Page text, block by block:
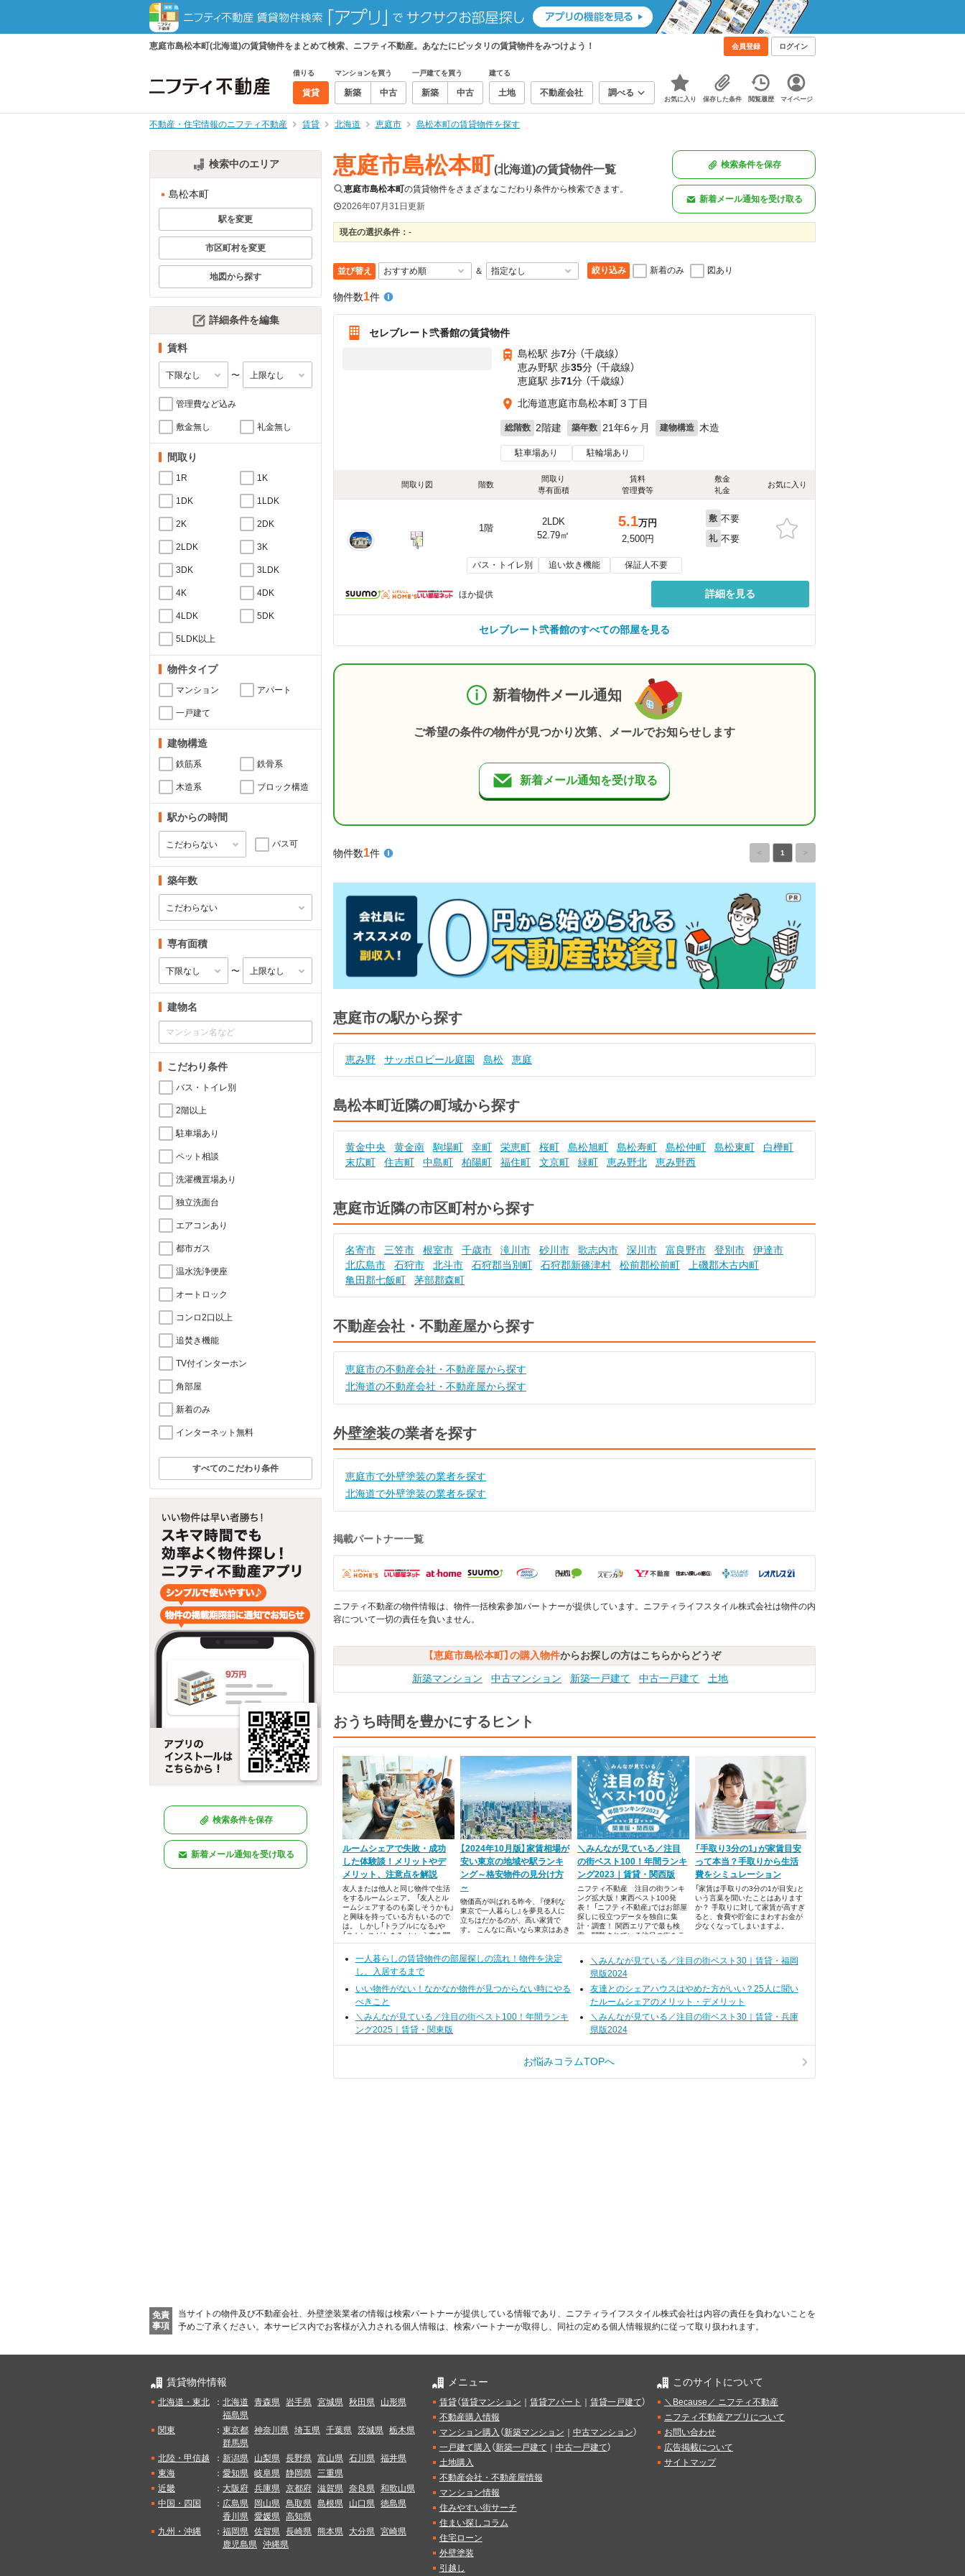
恵庭市島松本町(北海道)の賃貸物件をまとめて検索、ニフティ不動産。あなたにピッタリの賃貸物件をみつけよう！ 会員登録 ログイン
借りる
賃貸
マンションを買う
新築 中古
一戸建てを買う
新築 中古
建てる
土地 不動産会社 調べる
お気に入り 保存した条件 閲覧履歴 マイページ
不動産・住宅情報のニフティ不動産 賃貸 北海道 恵庭市 島松本町の賃貸物件を探す
検索中のエリア
島松本町
駅を変更
市区町村を変更
地図から探す
詳細条件を編集
賃料
〜
管理費など込み
敷金無し 礼金無し
間取り
1R 1K
1DK 1LDK
2K 2DK
2LDK 3K
3DK 3LDK
4K 4DK
4LDK 5DK
5LDK以上
物件タイプ
マンション アパート
一戸建て
建物構造
鉄筋系 鉄骨系
木造系 ブロック構造
駅からの時間
バス可
築年数
専有面積
〜
建物名
こだわり条件
バス・トイレ別
2階以上
駐車場あり
ペット相談
洗濯機置場あり
独立洗面台
エアコンあり
都市ガス
温水洗浄便座
オートロック
コンロ2口以上
追焚き機能
TV付インターホン
角部屋
新着のみ
インターネット無料
すべてのこだわり条件
検索条件を保存
新着メール通知を受け取る
恵庭市島松本町(北海道)の賃貸物件一覧
恵庭市島松本町の賃貸物件をさまざまなこだわり条件から検索できます。
2026年07月31日更新
検索条件を保存
新着メール通知を受け取る
現在の選択条件： -
並び替え ＆ 絞り込み 新着のみ 図あり
物件数1件
セレブレート弐番館の賃貸物件
島松駅 歩7分 （千歳線）
恵み野駅 歩35分 （千歳線）
恵庭駅 歩71分 （千歳線）
北海道恵庭市島松本町３丁目
総階数 2階建 築年数 21年6ヶ月 建物構造 木造
駐車場あり 駐輪場あり
間取り図 階数
間取り
専有面積
賃料
管理費等
敷金
礼金
お気に入り
1階
2LDK
52.79㎡
5.1万円
2,500円
敷 不要
礼 不要
バス・トイレ別 追い炊き機能 保証人不要
ほか提供 詳細を見る
セレブレート弐番館のすべての部屋を見る
新着物件メール通知
ご希望の条件の物件が見つかり次第、メールでお知らせします
新着メール通知を受け取る
物件数1件 < 1 >
恵庭市の駅から探す
恵み野 サッポロビール庭園 島松 恵庭
島松本町近隣の町域から探す
黄金中央 黄金南 駒場町 幸町 栄恵町 桜町 島松旭町 島松寿町 島松仲町 島松東町
白樺町
末広町
住吉町 中島町 柏陽町 福住町 文京町 緑町 恵み野北 恵み野西
恵庭市近隣の市区町村から探す
名寄市 三笠市 根室市 千歳市 滝川市 砂川市 歌志内市 深川市 富良野市 登別市
伊達市
北広島市
石狩市 北斗市 石狩郡当別町 石狩郡新篠津村 松前郡松前町
上磯郡木古内町
亀田郡七飯町
茅部郡森町
不動産会社・不動産屋から探す
恵庭市の不動産会社・不動産屋から探す
北海道の不動産会社・不動産屋から探す
外壁塗装の業者を探す
恵庭市で外壁塗装の業者を探す
北海道で外壁塗装の業者を探す
掲載パートナー一覧
ニフティ不動産の物件情報は、物件一括検索参加パートナーが提供しています。ニフティライフスタイル株式会社は物件の内
容について一切の責任を負いません。
【恵庭市島松本町】の購入物件からお探しの方はこちらからどうぞ
新築マンション
中古マンション 新築一戸建て 中古一戸建て 土地
おうち時間を豊かにするヒント
ルームシェアで失敗・成功
した体験談！メリットやデ
メリット、注意点を解説
友人または他人と同じ物件で生活
をするルームシェア。 「友人とル
ームシェアするのも楽しそうかも」
と興味を持っている方もいるので
は。 しかし「トラブルになる」や
「ストレスがたまる」という声を聞
くと、不安になりますよね。
【2024年10月版】家賃相場が
安い東京の地域や駅ランキ
ング～格安物件の見分け方
～
物価高が叫ばれる昨今、『便利な
東京で一人暮らし』を夢見る人に
立ちはだかるのが、高い家賃で
す。 こんなに高いなら東京はあき
家賃が高いイメージがあります
す。
＼みんなが見ている／注目
の街ベスト100！年間ランキ
ング2023｜賃貸・関西版
ニフティ不動産 注目の街ランキ
ング拡大版！東西ベスト100発
表！ 「ニフティ不動産」ではお部屋
探しに役立つデータを独自に集
計・調査！ 関西エリアで最も検
索・閲覧されている注目の街をラ
ンキング形式でまとめました。
「手取り3分の1」が家賃目安
って本当？手取りから生活
費をシミュレーション
「家賃は手取りの3分の1が目安」と
いう言葉を聞いたことはあります
か？ 手取りに対して家賃が高すぎ
ると、食費や貯金にまわすお金が
少なくなってしまいますよ。
一人暮らしの賃貸物件の部屋探しの流れ！物件を決定
し、入居するまで
＼みんなが見ている／注目の街ベスト30｜賃貸・福岡
県版2024
いい物件がない！なかなか物件が見つからない時にやる
べきこと
友達とのシェアハウスはやめた方がいい？25人に聞い
たルームシェアのメリット・デメリット
＼みんなが見ている／注目の街ベスト100！年間ランキ
ング2025｜賃貸・関東版
＼みんなが見ている／注目の街ベスト30｜賃貸・兵庫
県版2024
お悩みコラムTOPへ
免責
事項
当サイトの物件及び不動産会社、外壁塗装業者の情報は検索パートナーが提供している情報であり、ニフティライフスタイル株式会社は内容の責任を負わないことを
予めご了承ください。 本サービス内でお客様が入力される個人情報は、検索パートナーが取得し、同社の定める個人情報規約に従って取り扱われます。
賃貸物件情報
北海道・東北 ： 北海道 青森県 岩手県 宮城県 秋田県
山形県
福島県
関東
： 東京都 神奈川県 埼玉県 千葉県 茨城県 栃木県
群馬県
北陸・甲信越
： 新潟県 山梨県 長野県 富山県 石川県 福井県
東海
： 愛知県 岐阜県 静岡県 三重県
近畿
： 大阪府 兵庫県 京都府 滋賀県 奈良県 和歌山県
中国・四国
： 広島県 岡山県 鳥取県 島根県 山口県 徳島県
香川県 愛媛県 高知県
九州・沖縄
： 福岡県 佐賀県 長崎県 熊本県 大分県 宮崎県
鹿児島県 沖縄県
メニュー
賃貸（賃貸マンション 賃貸アパート 賃貸一戸建て）
不動産購入情報
マンション購入 （新築マンション 中古マンション）
一戸建て購入 （新築一戸建て 中古一戸建て）
土地購入
不動産会社・不動産屋情報
マンション情報
住みやすい街サーチ
住まい探しコラム
住宅ローン
外壁塗装
引越し
このサイトについて
＼Because／ ニフティ不動産
ニフティ不動産アプリについて
お問い合わせ
広告掲載について
サイトマップ